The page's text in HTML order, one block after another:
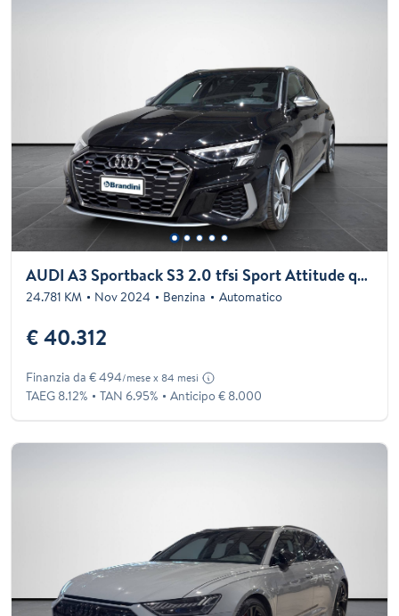
AUDI A3 Sportback S3 2.0 tfsi Sport Attitude quattro s-tronic
24.781 KM Nov 2024 Benzina Automatico
€ 40.312
Finanzia da € 494/mese x 84 mesi
TAEG 8.12% TAN 6.95% Anticipo € 8.000